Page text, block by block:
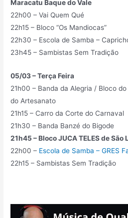
Maracatu Baque do Vale
22h00 – Vai Quem Qué
22h15 – Bloco “Os Mandiocas”
22h30 – Escola de Samba –
23h45 – Sambistas Sem Tradição
05/03 – Terça Feira
21h00 – Banda da Alegria / Bloco
do Artesanato
21h15 – Carro da Corte do Carnaval
21h30 – Banda Banzé do Bigode
21h45 – Bloco JUCA TELES de
22h00 – Escola de Samba – GRES
22h15 – Sambistas Sem Tradição